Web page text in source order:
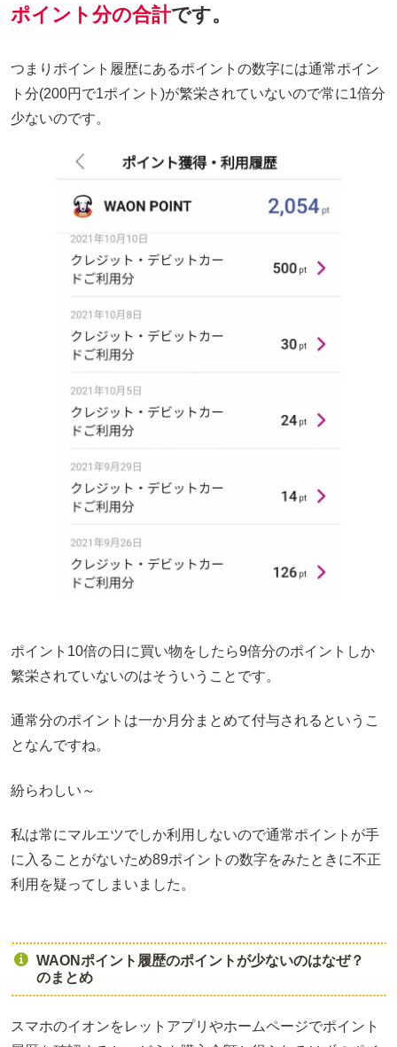
ポイント分の合計です。
つまりポイント履歴にあるポイントの数字には通常ポイン
ト分(200円で1ポイント)が繁栄されていないので常に1倍分
少ないのです。
ポイント10倍の日に買い物をしたら9倍分のポイントしか
繁栄されていないのはそういうことです。
通常分のポイントは一か月分まとめて付与されるというこ
となんですね。
紛らわしい～
私は常にマルエツでしか利用しないので通常ポイントが手
に入ることがないため89ポイントの数字をみたときに不正
利用を疑ってしまいました。
WAONポイント履歴のポイントが少ないのはなぜ？
のまとめ
スマホのイオンをレットアプリやホームページでポイント